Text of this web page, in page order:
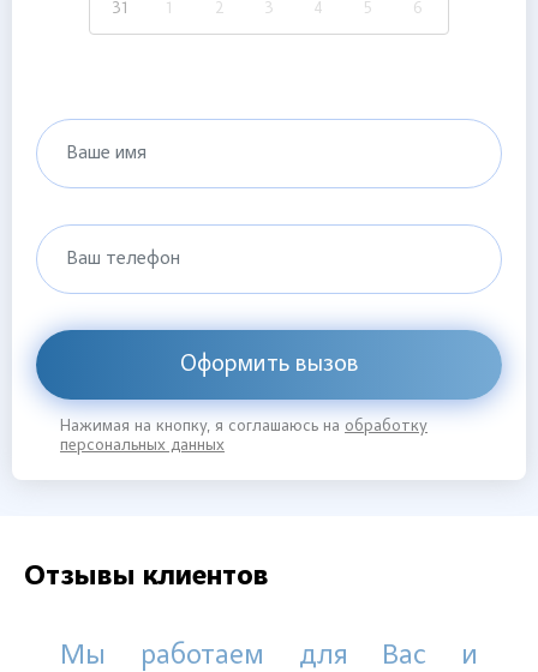
31 1 2 3 4 5 6
Ваше имя
Ваш телефон
Оформить вызов
Нажимая на кнопку, я соглашаюсь на обработку
персональных данных
Отзывы клиентов
Мы работаем для Вас и